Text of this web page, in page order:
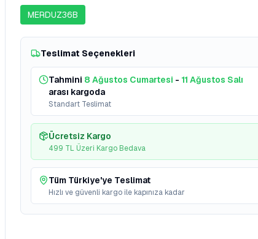
MERDUZ36B
Teslimat Seçenekleri
Tahmini 8 Ağustos Cumartesi - 11 Ağustos Salı
arası kargoda
Standart Teslimat
Ücretsiz Kargo
499 TL Üzeri Kargo Bedava
Tüm Türkiye'ye Teslimat
Hızlı ve güvenli kargo ile kapınıza kadar